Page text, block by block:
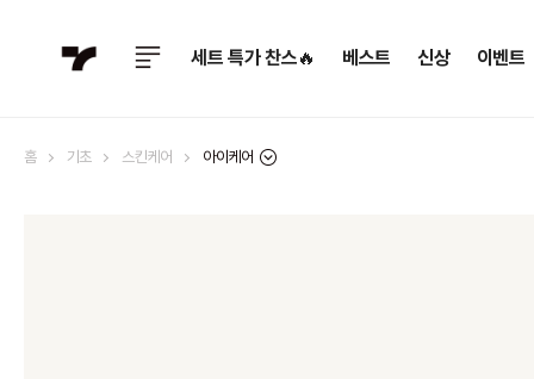
세트 특가 찬스🔥 베스트 신상 이벤트
홈 기초 스킨케어 아이케어